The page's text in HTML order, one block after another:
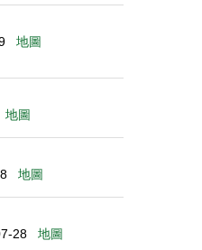
地圖
地圖
地圖
28 地圖